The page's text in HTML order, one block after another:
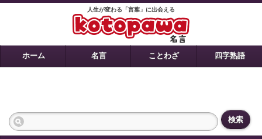
人生が変わる「言葉」に出会える
ホーム 名言 ことわざ 四字熟語
検索